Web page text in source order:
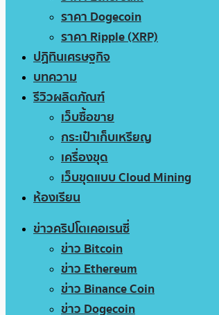
ราคา Dogecoin
ราคา Ripple (XRP)
ปฏิทินเศรษฐกิจ
บทความ
รีวิวผลิตภัณฑ์
เว็บซื้อขาย
กระเป๋าเก็บเหรียญ
เครื่องขุด
เว็บขุดแบบ Cloud Mining
ห้องเรียน
ข่าวคริปโตเคอเรนซี่
ข่าว Bitcoin
ข่าว Ethereum
ข่าว Binance Coin
ข่าว Dogecoin